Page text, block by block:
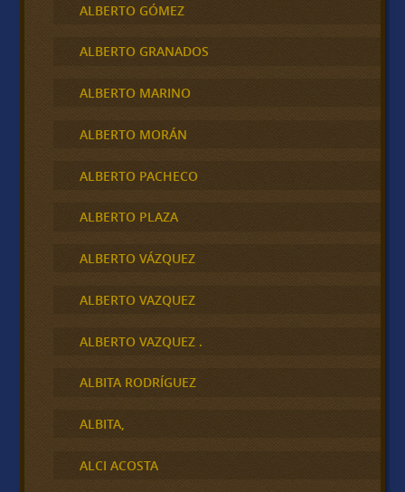
ALBERTO GÓMEZ
ALBERTO GRANADOS
ALBERTO MARINO
ALBERTO MORÁN
ALBERTO PACHECO
ALBERTO PLAZA
ALBERTO VÁZQUEZ
ALBERTO VAZQUEZ
ALBERTO VAZQUEZ .
ALBITA RODRÍGUEZ
ALBITA,
ALCI ACOSTA